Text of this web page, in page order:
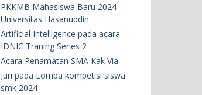
PKKMB Mahasiswa Baru 2024
Universitas Hasanuddin
Artificial Intelligence pada acara
IDNIC Traning Series 2
Acara Penamatan SMA Kak Via
Juri pada Lomba kompetisi siswa
smk 2024